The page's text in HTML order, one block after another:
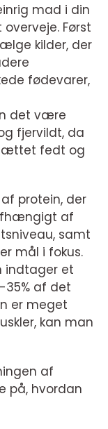
mad i din
Først
kilder, der
fødevarer,
det være
fjervildt, da
fedt og
protein, der
af
samt
mål i fokus.
indtager et
35% af det
er meget
kan man
af
på, hvordan